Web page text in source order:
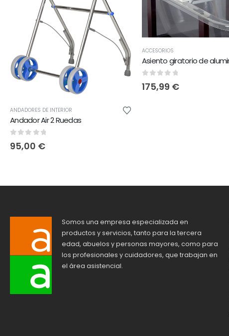
ANDADORES DE INTERIOR
Andador Air 2 Ruedas
0 out of 5
95,00 €
ACCESORIOS
out of 5
175,99 €
Somos una empresa especializada en
productos y servicios, tanto para la tercera
edad, abuelos y personas mayores, como para
los profesionales y cuidadores, que trabajan en
el área asistencial.